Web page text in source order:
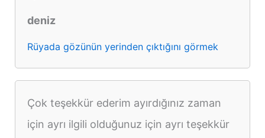
deniz
Rüyada gözünün yerinden çıktığını görmek
Çok teşekkür ederim ayırdığınız zaman
için ayrı ilgili olduğunuz için ayrı teşekkür